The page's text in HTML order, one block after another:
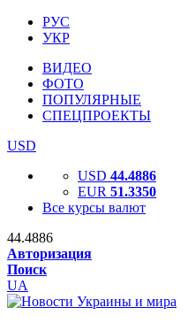
РУС
УКР
ВИДЕО
ФОТО
ПОПУЛЯРНЫЕ
СПЕЦПРОЕКТЫ
USD
USD 44.4886
EUR 51.3350
Все курсы валют
44.4886
Авторизация
Поиск
UA